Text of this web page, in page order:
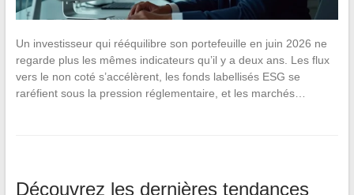
Un investisseur qui rééquilibre son portefeuille en juin 2026 ne
regarde plus les mêmes indicateurs qu’il y a deux ans. Les flux
vers le non coté s’accélèrent, les fonds labellisés ESG se
raréfient sous la pression réglementaire, et les marchés…
Découvrez les dernières tendances